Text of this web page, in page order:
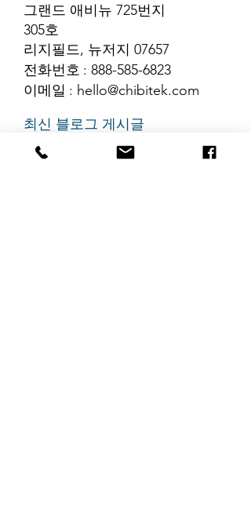
그랜드 애비뉴 725번지
305호
리지필드, 뉴저지 07657
전화번호 : 888-585-6823
이메일 : hello@chibitek.com
최신 블로그 게시글